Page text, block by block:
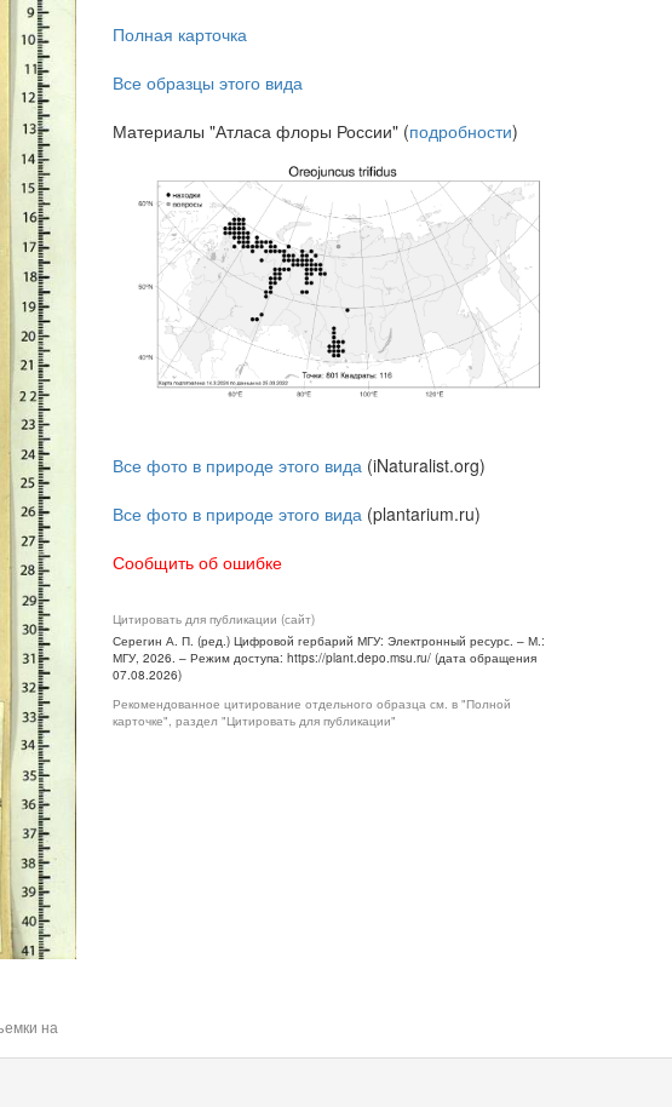
на
Полная карточка
Все образцы этого вида
Материалы "Атласа флоры России" (подробности)
Все фото в природе этого вида (iNaturalist.org)
Все фото в природе этого вида (plantarium.ru)
Сообщить об ошибке
Цитировать для публикации (сайт)
Серегин А. П. (ред.) Цифровой гербарий МГУ: Электронный ресурс. – М.:
МГУ, 2026. – Режим доступа: https://plant.depo.msu.ru/ (дата обращения
07.08.2026)
Рекомендованное цитирование отдельного образца см. в "Полной
карточке", раздел "Цитировать для публикации"